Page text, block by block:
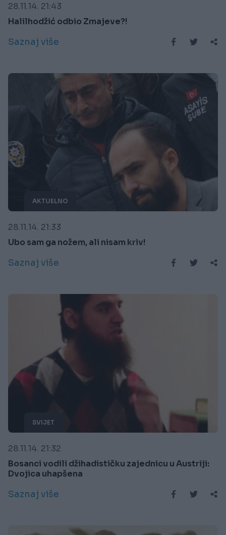
28.11.14. 21:43
Halilhodžić odbio Zmajeve?!
Saznaj više
AKTUELNO
28.11.14. 21:33
Ubo sam ga nožem, ali nisam kriv!
Saznaj više
SVIJET
28.11.14. 21:32
Bosanci vodili džihadističku zajednicu u Austriji:
Dvojica uhapšena
Saznaj više